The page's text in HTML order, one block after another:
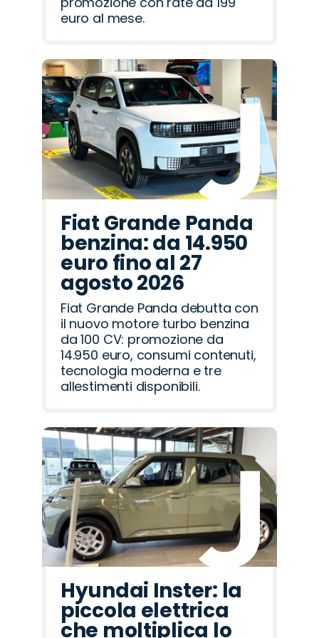
euro al mese.
Fiat Grande Panda
benzina: da 14.950
euro fino al 27
agosto 2026
Fiat Grande Panda debutta con
il nuovo motore turbo benzina
da 100 CV: promozione da
14.950 euro, consumi contenuti,
tecnologia moderna e tre
allestimenti disponibili.
Hyundai Inster: la
piccola elettrica
che moltiplica lo